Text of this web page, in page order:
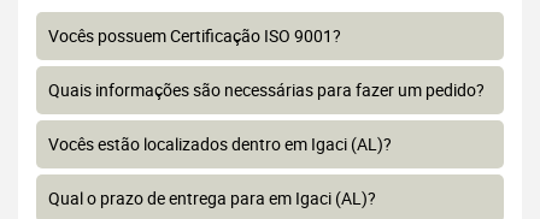
Vocês possuem Certificação ISO 9001?
Quais informações são necessárias para fazer um pedido?
Vocês estão localizados dentro em Igaci (AL)?
Qual o prazo de entrega para em Igaci (AL)?